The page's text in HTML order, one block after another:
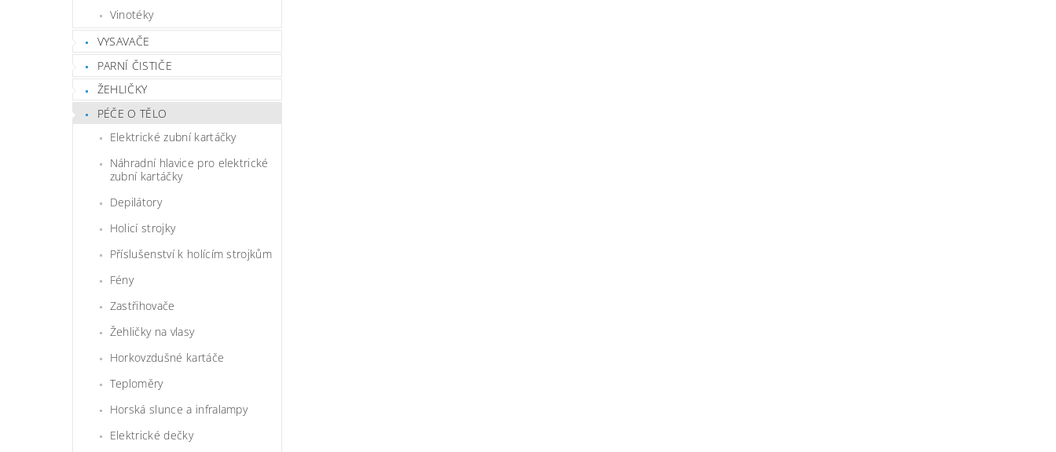
Vinotéky
VYSAVAČE
PARNÍ ČISTIČE
ŽEHLIČKY
PÉČE O TĚLO
Elektrické zubní kartáčky
Náhradní hlavice pro elektrické
zubní kartáčky
Depilátory
Holicí strojky
Příslušenství k holícím strojkům
Fény
Zastřihovače
Žehličky na vlasy
Horkovzdušné kartáče
Teploměry
Horská slunce a infralampy
Elektrické dečky